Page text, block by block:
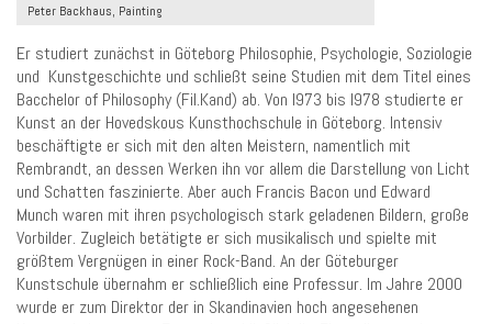
Peter Backhaus, Painting
Er studiert zunächst in Göteborg Philosophie, Psychologie, Soziologie
und Kunstgeschichte und schließt seine Studien mit dem Titel eines
Bacchelor of Philosophy (Fil.Kand) ab. Von l973 bis l978 studierte er
Kunst an der Hovedskous Kunsthochschule in Göteborg. Intensiv
beschäftigte er sich mit den alten Meistern, namentlich mit
Rembrandt, an dessen Werken ihn vor allem die Darstellung von Licht
und Schatten faszinierte. Aber auch Francis Bacon und Edward
Munch waren mit ihren psychologisch stark geladenen Bildern, große
Vorbilder. Zugleich betätigte er sich musikalisch und spielte mit
größtem Vergnügen in einer Rock-Band. An der Göteburger
Kunstschule übernahm er schließlich eine Professur. Im Jahre 2000
wurde er zum Direktor der in Skandinavien hoch angesehenen